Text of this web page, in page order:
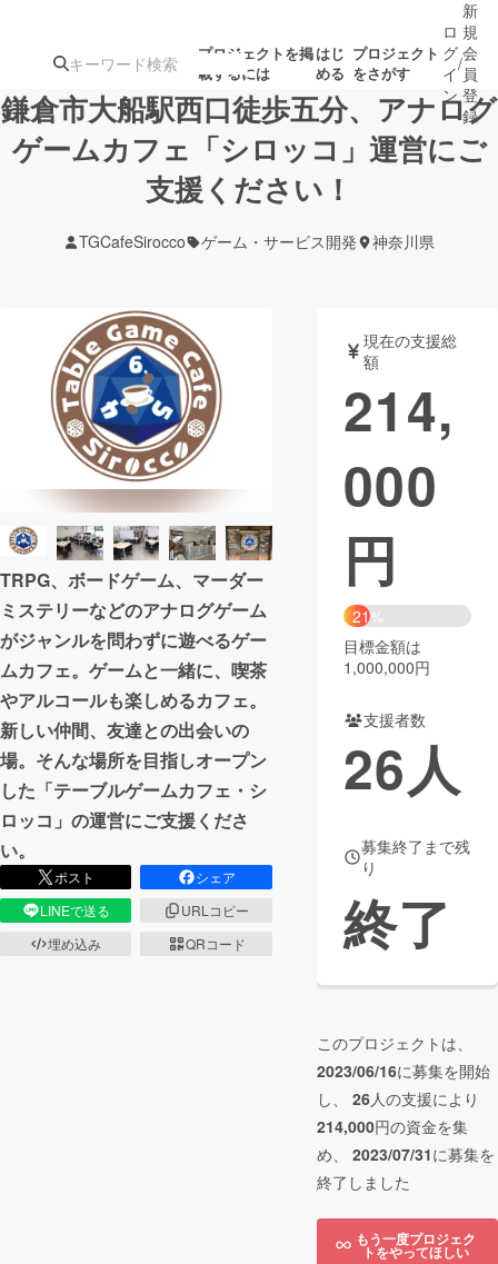
プロジェクトを掲
載するには
はじ
める
プロジェクト
をさがす
注目のリ 注目の新着プロ
ジェクト
募集終了が近いプ
テクノロジー・ガジェット
映像・映画 書籍・雑誌
ビジネス・起業 チャレンジ
まちづくり・地域活性化
CAMPFIRE for Social Good
CAMPFIRE Creation
CAMPFIREふるさと納税machi-ya コミュニティ
ロ
グ
イ
ン
/
新
規
会
員
登
録
鎌倉市大船駅西口徒歩五分、アナログ
ゲームカフェ「シロッコ」運営にご
支援ください！
TGCafeSirocco ゲーム・サービス開発 神奈川県
TRPG、ボードゲーム、マーダー
ミステリーなどのアナログゲーム
がジャンルを問わずに遊べるゲー
ムカフェ。ゲームと一緒に、喫茶
やアルコールも楽しめるカフェ。
新しい仲間、友達との出会いの
場。そんな場所を目指しオープン
した「テーブルゲームカフェ・シ
ロッコ」の運営にご支援くださ
い。
ポスト
シェア
LINEで送る
URLコピー
埋め込み
QRコード
現在の支援総
額
214,
000
円
21%
目標金額は
1,000,000円
支援者数
26人
募集終了まで残
り
終了
このプロジェクトは、
2023/06/16に募集を開始
し、 26人の支援により
214,000円の資金を集
め、 2023/07/31に募集を
終了しました
もう一度プロジェク
トをやってほしい